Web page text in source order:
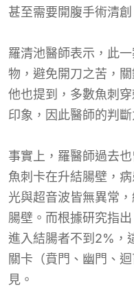
甚至需要開腹手術清創
羅清池醫師表示，此
物，避免開刀之苦，
他也提到，多數魚刺
印象，因此醫師的判斷
事實上，羅醫師過去
魚刺卡在升結腸壁，
光與超音波皆無異常
腸壁。而根據研究指
進入結腸者不到2%，
關卡（賁門、幽門、
見。